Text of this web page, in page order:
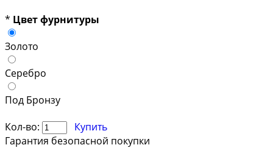
* Цвет фурнитуры
Золото
Серебро
Под Бронзу
Кол-во:
Купить
Гарантия безопасной покупки